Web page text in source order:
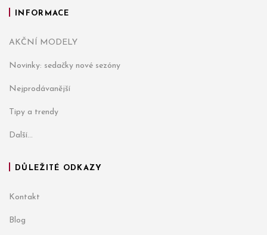
INFORMACE
AKČNÍ MODELY
Novinky: sedačky nové sezóny
Nejprodávanější
Tipy a trendy
Další...
DŮLEŽITÉ ODKAZY
Kontakt
Blog